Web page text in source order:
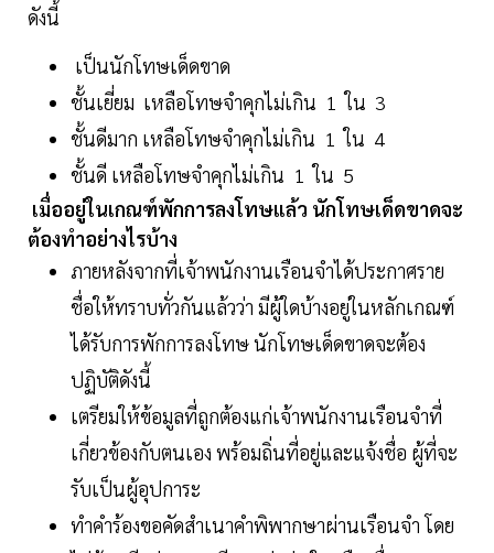
ดังนี้
เป็นนักโทษเด็ดขาด
ชั้นเยี่ยม เหลือโทษจำคุกไม่เกิน 1 ใน 3
ชั้นดีมาก เหลือโทษจำคุกไม่เกิน 1 ใน 4
ชั้นดี เหลือโทษจำคุกไม่เกิน 1 ใน 5
เมื่ออยู่ในเกณฑ์พักการลงโทษแล้ว นักโทษเด็ดขาดจะ
ต้องทำอย่างไรบ้าง
ภายหลังจากที่เจ้าพนักงานเรือนจำได้ประกาศราย
ชื่อให้ทราบทั่วกันแล้วว่า มีผู้ใดบ้างอยู่ในหลักเกณฑ์
ได้รับการพักการลงโทษ นักโทษเด็ดขาดจะต้อง
ปฏิบัติดังนี้
เตรียมให้ข้อมูลที่ถูกต้องแก่เจ้าพนักงานเรือนจำที่
เกี่ยวข้องกับตนเอง พร้อมถิ่นที่อยู่และแจ้งชื่อ ผู้ที่จะ
รับเป็นผู้อุปการะ
ทำคำร้องขอคัดสำเนาคำพิพากษาผ่านเรือนจำ โดย